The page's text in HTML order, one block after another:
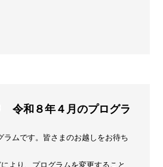
令和８年４月のプログラ
ラムです。皆さまのお越しをお待ち
より、プログラムを変更すること